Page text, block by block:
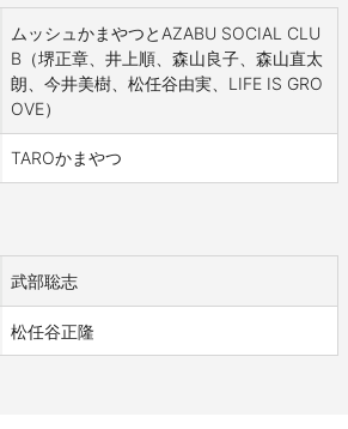
ムッシュかまやつとAZABU SOCIAL CLU
B（堺正章、井上順、森山良子、森山直太
朗、今井美樹、松任谷由実、LIFE IS GRO
OVE）
TAROかまやつ
武部聡志
松任谷正隆